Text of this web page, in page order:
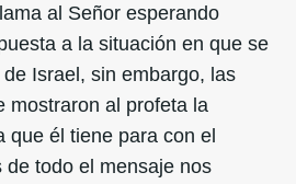
al Señor esperando
a la situación en que se
Israel, sin embargo, las
mostraron al profeta la
que él tiene para con el
todo el mensaje nos